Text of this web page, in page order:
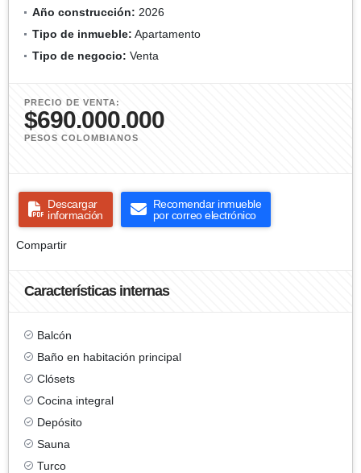
Año construcción: 2026
Tipo de inmueble: Apartamento
Tipo de negocio: Venta
PRECIO DE VENTA:
$690.000.000
PESOS COLOMBIANOS
Descargar
información
Recomendar inmueble
por correo electrónico
Compartir
Características internas
Balcón
Baño en habitación principal
Clósets
Cocina integral
Depósito
Sauna
Turco